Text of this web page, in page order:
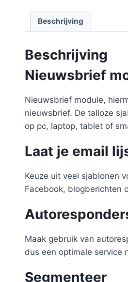
Beschrijving
Beschrijving
Nieuwsbrief
Nieuwsbrief module,
nieuwsbrief. De talloze
op pc, laptop, tablet of
Laat je email
Keuze uit veel sjablonen
Facebook, blogberichten
Maak gebruik van
dus een optimale service
Segmenteer